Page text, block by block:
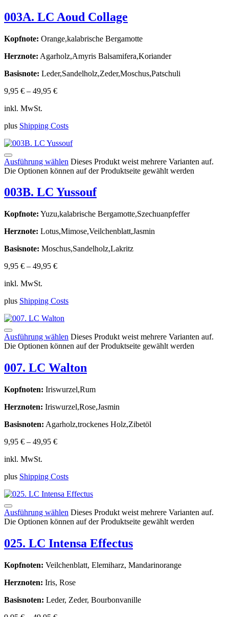
003A. LC Aoud Collage
Kopfnote: Orange,kalabrische Bergamotte
Herznote: Agarholz,Amyris Balsamifera,Koriander
Basisnote: Leder,Sandelholz,Zeder,Moschus,Patschuli
9,95 € – 49,95 €
inkl. MwSt.
plus Shipping Costs
Ausführung wählen Dieses Produkt weist mehrere Varianten auf.
Die Optionen können auf der Produktseite gewählt werden
003B. LC Yussouf
Kopfnote: Yuzu,kalabrische Bergamotte,Szechuanpfeffer
Herznote: Lotus,Mimose,Veilchenblatt,Jasmin
Basisnote: Moschus,Sandelholz,Lakritz
9,95 € – 49,95 €
inkl. MwSt.
plus Shipping Costs
Ausführung wählen Dieses Produkt weist mehrere Varianten auf.
Die Optionen können auf der Produktseite gewählt werden
007. LC Walton
Kopfnoten: Iriswurzel,Rum
Herznoten: Iriswurzel,Rose,Jasmin
Basisnoten: Agarholz,trockenes Holz,Zibetöl
9,95 € – 49,95 €
inkl. MwSt.
plus Shipping Costs
Ausführung wählen Dieses Produkt weist mehrere Varianten auf.
Die Optionen können auf der Produktseite gewählt werden
025. LC Intensa Effectus
Kopfnoten: Veilchenblatt, Elemiharz, Mandarinorange
Herznoten: Iris, Rose
Basisnoten: Leder, Zeder, Bourbonvanille